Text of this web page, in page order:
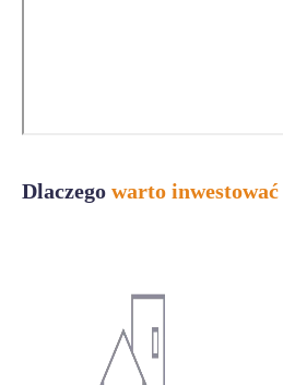
Dlaczego warto inwestować